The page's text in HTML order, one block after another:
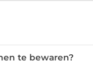
te bewaren?